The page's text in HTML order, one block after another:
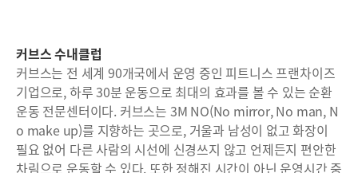
커브스 수내클럽
커브스는 전 세계 90개국에서 운영 중인 피트니스 프랜차이즈
기업으로, 하루 30분 운동으로 최대의 효과를 볼 수 있는 순환
운동 전문센터이다. 커브스는 3M NO(No mirror, No man, N
o make up)를 지향하는 곳으로, 거울과 남성이 없고 화장이
필요 없어 다른 사람의 시선에 신경쓰지 않고 언제든지 편안한
차림으로 운동할 수 있다. 또한 정해진 시간이 아닌 운영시간 중